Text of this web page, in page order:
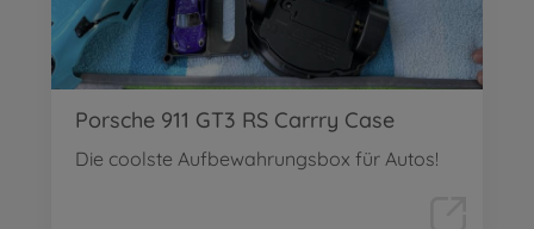
Porsche 911 GT3 RS Carrry Case
Die coolste Aufbewahrungsbox für Autos!